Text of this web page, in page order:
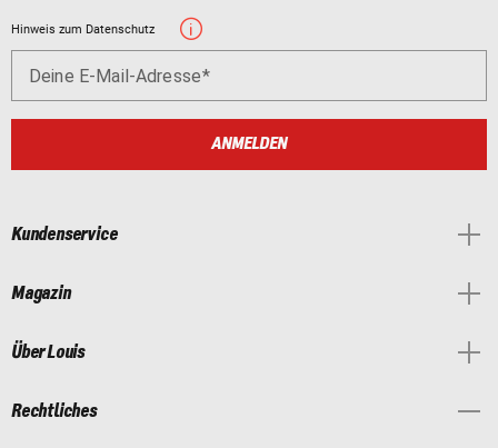
Hinweis zum Datenschutz
Deine E-Mail-Adresse
ANMELDEN
Kundenservice
Magazin
Über Louis
Rechtliches